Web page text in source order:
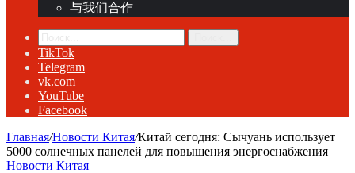
与我们合作
TikTok
Telegram
vk.com
YouTube
Facebook
Главная/Новости Китая/Китай сегодня: Сычуань использует
5000 солнечных панелей для повышения энергоснабжения
Новости Китая